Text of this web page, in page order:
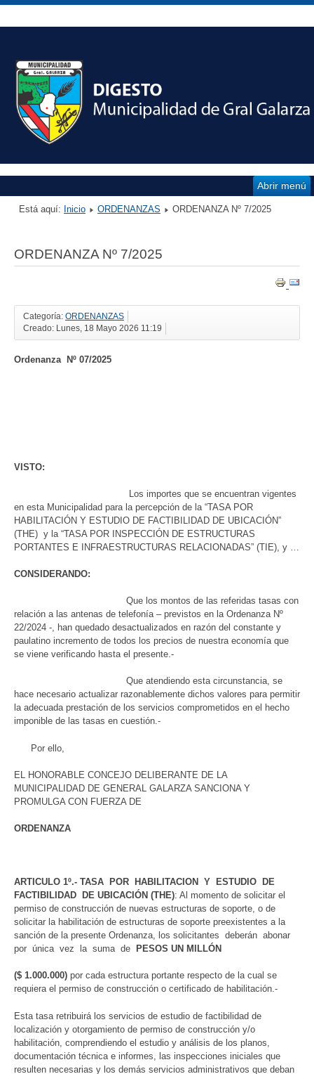
Abrir menú
Está aquí: Inicio ORDENANZAS ORDENANZA Nº 7/2025
ORDENANZA Nº 7/2025
Categoría: ORDENANZAS
Creado: Lunes, 18 Mayo 2026 11:19
Ordenanza Nº 07/2025
VISTO:
Los importes que se encuentran vigentes
en esta Municipalidad para la percepción de la “TASA POR
HABILITACIÓN Y ESTUDIO DE FACTIBILIDAD DE UBICACIÓN”
(THE) y la “TASA POR INSPECCIÓN DE ESTRUCTURAS
PORTANTES E INFRAESTRUCTURAS RELACIONADAS” (TIE), y …
CONSIDERANDO:
Que los montos de las referidas tasas con
relación a las antenas de telefonía – previstos en la Ordenanza Nº
22/2024 -, han quedado desactualizados en razón del constante y
paulatino incremento de todos los precios de nuestra economía que
se viene verificando hasta el presente.-
Que atendiendo esta circunstancia, se
hace necesario actualizar razonablemente dichos valores para permitir
la adecuada prestación de los servicios comprometidos en el hecho
imponible de las tasas en cuestión.-
Por ello,
EL HONORABLE CONCEJO DELIBERANTE DE LA
MUNICIPALIDAD DE GENERAL GALARZA SANCIONA Y
PROMULGA CON FUERZA DE
ORDENANZA
ARTICULO 1º.- TASA POR HABILITACION Y ESTUDIO DE
FACTIBILIDAD DE UBICACIÓN (THE): Al momento de solicitar el
permiso de construcción de nuevas estructuras de soporte, o de
solicitar la habilitación de estructuras de soporte preexistentes a la
sanción de la presente Ordenanza, los solicitantes deberán abonar
por única vez la suma de
PESOS UN MILLÓN
($ 1.000.000) por cada estructura portante respecto de la cual se
requiera el permiso de construcción o certificado de habilitación.-
Esta tasa retribuirá los servicios de estudio de factibilidad de
localización y otorgamiento de permiso de construcción y/o
habilitación, comprendiendo el estudio y análisis de los planos,
documentación técnica e informes, las inspecciones iniciales que
resulten necesarias y los demás servicios administrativos que deban